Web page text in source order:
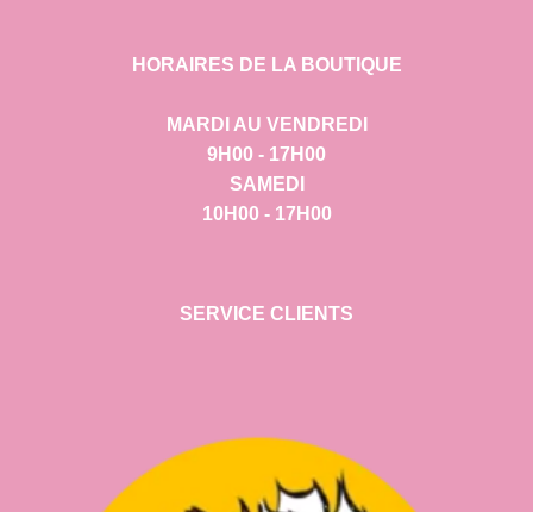
HORAIRES DE LA BOUTIQUE
MARDI AU VENDREDI
9H00 - 17H00
SAMEDI
10H00 - 17H00
SERVICE CLIENTS